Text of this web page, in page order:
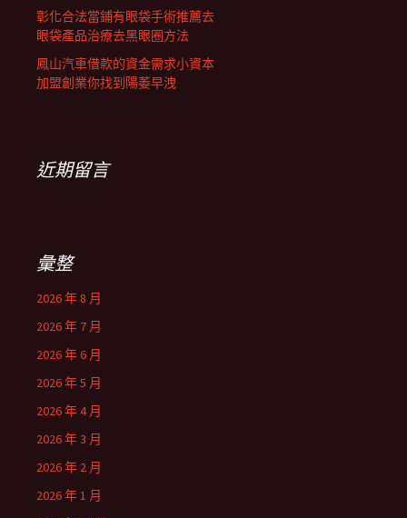
彰化合法當鋪有眼袋手術推薦去
眼袋產品治療去黑眼圈方法
鳳山汽車借款的資金需求小資本
加盟創業你找到陽萎早洩
近期留言
彙整
2026 年 8 月
2026 年 7 月
2026 年 6 月
2026 年 5 月
2026 年 4 月
2026 年 3 月
2026 年 2 月
2026 年 1 月